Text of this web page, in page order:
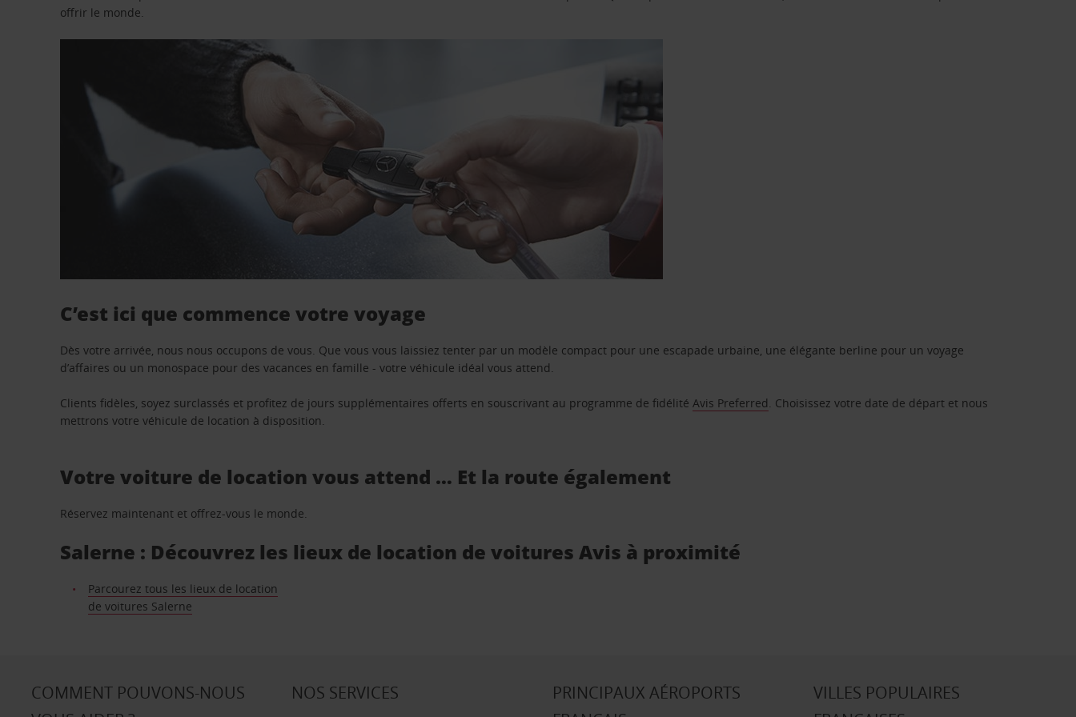
offrir le monde.
C’est ici que commence votre voyage
Dès votre arrivée, nous nous occupons de vous. Que vous vous laissiez tenter par un modèle compact pour une escapade urbaine, une élégante berline pour un voyage
d’affaires ou un monospace pour des vacances en famille - votre véhicule idéal vous attend.
Clients fidèles, soyez surclassés et profitez de jours supplémentaires offerts en souscrivant au programme de fidélitéAvis Preferred. Choisissez votre date de départ et nous
mettrons votre véhicule de location à disposition.
Votre voiture de location vous attend … Et la route également
Réservez maintenant et offrez-vous le monde.
Salerne : Découvrez les lieux de location de voitures Avis à proximité
Parcourez tous les lieux de location
de voitures Salerne
COMMENT POUVONS-NOUS
NOS SERVICES
PRINCIPAUX AÉROPORTS
VILLES POPULAIRES